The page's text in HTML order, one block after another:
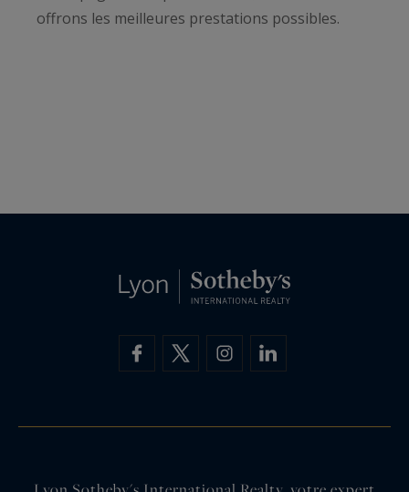
offrons les meilleures prestations possibles.